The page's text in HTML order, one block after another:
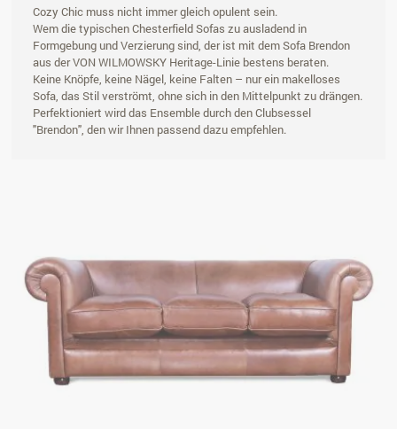
Cozy Chic muss nicht immer gleich opulent sein.
Wem die typischen Chesterfield Sofas zu ausladend in
Formgebung und Verzierung sind, der ist mit dem Sofa Brendon
aus der VON WILMOWSKY Heritage-Linie bestens beraten.
Keine Knöpfe, keine Nägel, keine Falten – nur ein makelloses
Sofa, das Stil verströmt, ohne sich in den Mittelpunkt zu drängen.
Perfektioniert wird das Ensemble durch den Clubsessel
"Brendon", den wir Ihnen passend dazu empfehlen.